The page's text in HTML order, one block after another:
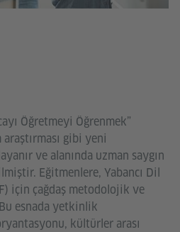
Öğretmeyi Öğrenmek”
gibi yeni
ve alanında uzman saygın
Eğitmenlere, Yabancı Dil
için çağdaş metodolojik ve
esnada yetkinlik
kültürler arası